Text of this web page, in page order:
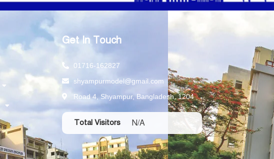
Get In Touch
01716-162827
shyampurmodel@gmail.com
Road 4, Shyampur, Bangladesh, 1204
Total Visitors N/A